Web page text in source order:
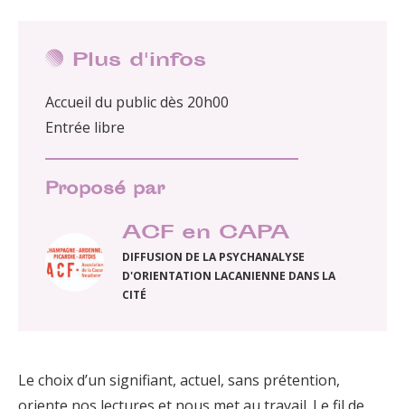
Plus d'infos
Accueil du public dès 20h00
Entrée libre
Proposé par
ACF en CAPA
DIFFUSION DE LA PSYCHANALYSE
D'ORIENTATION LACANIENNE DANS LA
CITÉ
Le choix d’un signifiant, actuel, sans prétention,